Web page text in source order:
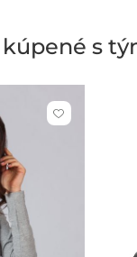
kúpené s
Kliknite